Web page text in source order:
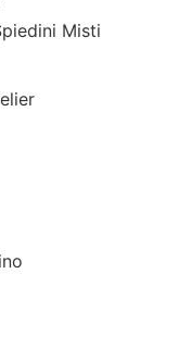
Misti